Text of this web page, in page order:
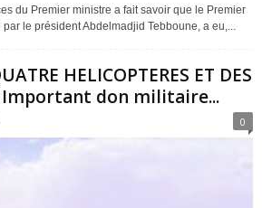
du Premier ministre a fait savoir que le Premier
le président Abdelmadjid Tebboune, a eu,...
HELICOPTERES ET DES
: Important don militaire...
0